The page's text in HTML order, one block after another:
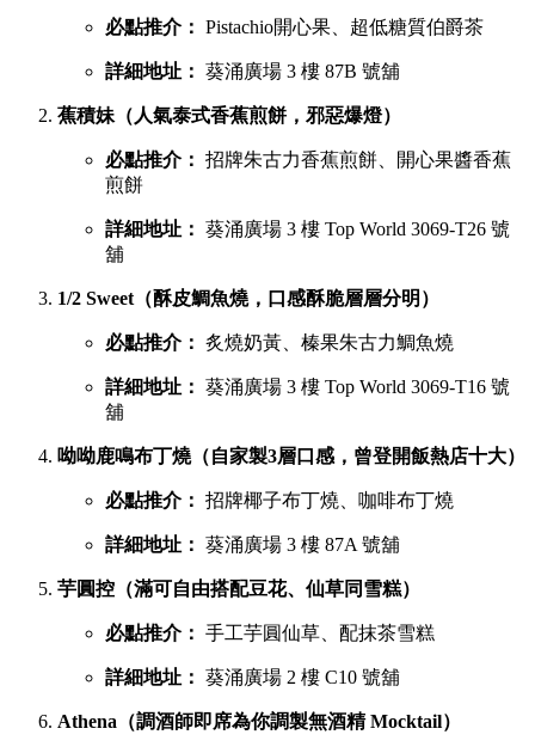
必點推介： Pistachio開心果、超低糖質伯爵茶
詳細地址： 葵涌廣場 3 樓 87B 號舖
蕉積妹（人氣泰式香蕉煎餅，邪惡爆燈）
必點推介： 招牌朱古力香蕉煎餅、開心果醬香蕉
煎餅
詳細地址： 葵涌廣場 3 樓 Top World 3069-T26 號
舖
1/2 Sweet（酥皮鯛魚燒，口感酥脆層層分明）
必點推介： 炙燒奶黃、榛果朱古力鯛魚燒
詳細地址： 葵涌廣場 3 樓 Top World 3069-T16 號
舖
呦呦鹿鳴布丁燒（自家製3層口感，曾登開飯熱店十大）
必點推介： 招牌椰子布丁燒、咖啡布丁燒
詳細地址： 葵涌廣場 3 樓 87A 號舖
芋圓控（滿可自由搭配豆花、仙草同雪糕）
必點推介： 手工芋圓仙草、配抹茶雪糕
詳細地址： 葵涌廣場 2 樓 C10 號舖
Athena（調酒師即席為你調製無酒精 Mocktail）